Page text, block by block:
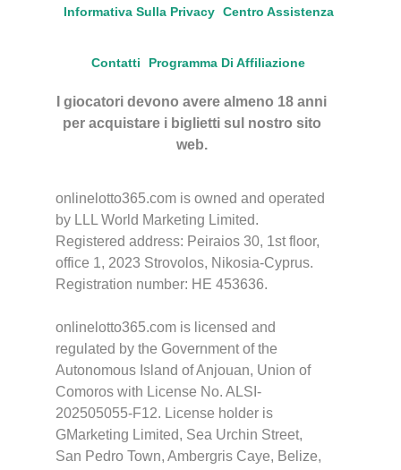
Informativa Sulla Privacy Centro Assistenza
Contatti Programma Di Affiliazione
I giocatori devono avere almeno 18 anni
per acquistare i biglietti sul nostro sito
web.
onlinelotto365.com is owned and operated
by LLL World Marketing Limited.
Registered address: Peiraios 30, 1st floor,
office 1, 2023 Strovolos, Nikosia-Cyprus.
Registration number: HE 453636.
onlinelotto365.com is licensed and
regulated by the Government of the
Autonomous Island of Anjouan, Union of
Comoros with License No. ALSI-
202505055-F12. License holder is
GMarketing Limited, Sea Urchin Street,
San Pedro Town, Ambergris Caye, Belize,